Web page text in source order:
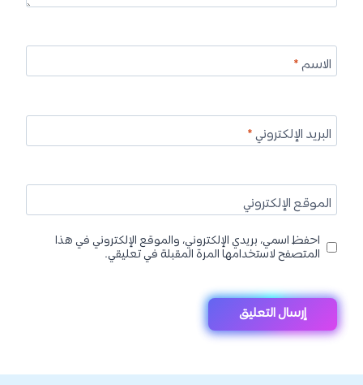
الاسم*
البريد الإلكتروني*
الموقع الإلكتروني
احفظ اسمي، بريدي الإلكتروني، والموقع الإلكتروني في هذا
المتصفح لاستخدامها المرة المقبلة في تعليقي.